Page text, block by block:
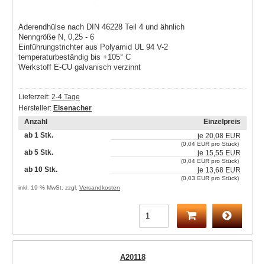
Aderendhülse nach DIN 46228 Teil 4 und ähnlich
Nenngröße N, 0,25 - 6
Einführungstrichter aus Polyamid UL 94 V-2
temperaturbeständig bis +105° C
Werkstoff E-CU galvanisch verzinnt
Lieferzeit: 2-4 Tage
Hersteller: Eisenacher
Anzahl
Einzelpreis
ab 1 Stk.
je 20,08 EUR
(0,04 EUR pro Stück)
ab 5 Stk. je 15,55 EUR
(0,04 EUR pro Stück)
ab 10 Stk. je 13,68 EUR
(0,03 EUR pro Stück)
inkl. 19 % MwSt. zzgl. Versandkosten
A20118